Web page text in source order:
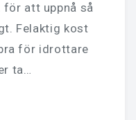
att uppnå så
Felaktig kost
för idrottare
ta…